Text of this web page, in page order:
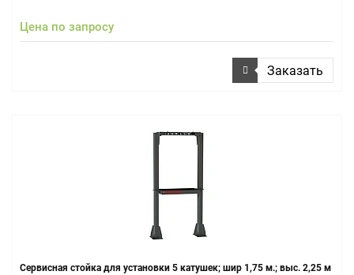
Цена по запросу
Заказать
Сервисная стойка для установки 5 катушек; шир 1,75 м.; выс. 2,25 м